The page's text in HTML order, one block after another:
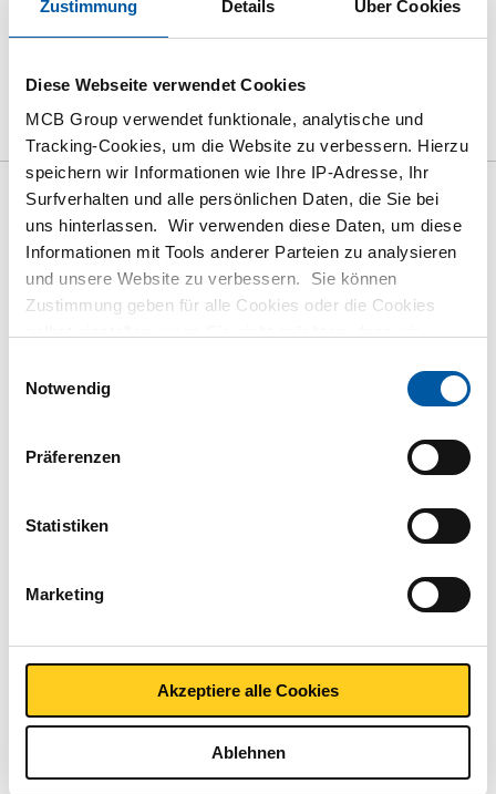
Zustimmung Details Über Cookies
Diese Webseite verwendet Cookies
MCB Group verwendet funktionale, analytische und
Tracking-Cookies, um die Website zu verbessern. Hierzu
speichern wir Informationen wie Ihre IP-Adresse, Ihr
Surfverhalten und alle persönlichen Daten, die Sie bei
uns hinterlassen. Wir verwenden diese Daten, um diese
Informationen mit Tools anderer Parteien zu analysieren
und unsere Website zu verbessern. Sie können
Zustimmung geben für alle Cookies oder die Cookies
Informationen zu den von uns gespeicherten Cookies und
den Parteien mit denen wir zusammenarbeiten, finden
hier
unsere Richtlinien an.
Notwendig
Präferenzen
Statistiken
Marketing
Akzeptiere alle Cookies
Ablehnen
das Produkt Produktbeschreibung
Downloads Spezifikationen
Bruttopreisliste: Kgw Bl/Bnd
304/304L 1.4301/1.4307 Verf BA
Laserfolie 1S100Mu
Beschreibung
Wählen Sie
2500-0426-2512508
Kgw Blech 1.4301/1.4307 Verf BA 2500x1250x0,80 Folie